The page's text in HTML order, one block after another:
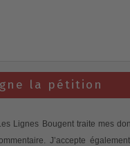
la pétition
Lignes Bougent traite mes
J’accepte